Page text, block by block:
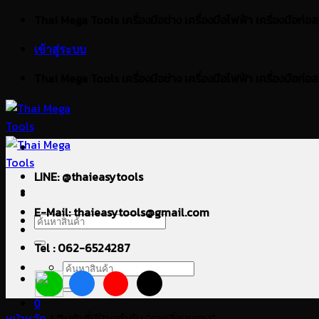
เข้าสู่ระบบ
ค้นหา:
ค้นหา:
0
LINE: @thaieasytools
E-Mail: thaieasytools@gmail.com
Tel : 062-6524287